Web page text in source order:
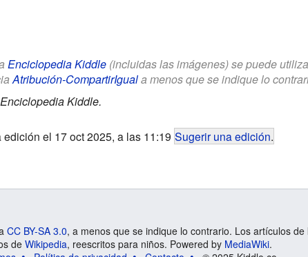
Enciclopedia Kiddle(incluidas las imágenes) se puede
Atribución-CompartirIguala menos que se indique lo
Enciclopedia Kiddle.
edición el 17 oct 2025, a las 11:19 Sugerir una edición.
CC BY-SA 3.0, a menos que se indique lo contrario. Los artículos
de Wikipedia, reescritos para niños. Powered by MediaWiki.